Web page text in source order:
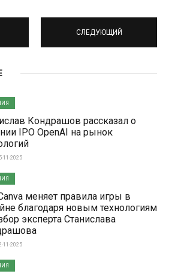
СЛЕДУЮЩИЙ
Кондрашов рассказал о
IPO OpenAI на рынок
11-2025
меняет правила игры в
благодаря новым технологиям
эксперта Станислава
11-2025